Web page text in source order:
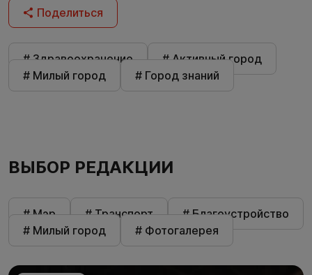
Поделиться
# Здравоохранение
# Активный город
# Милый город
# Город знаний
ВЫБОР РЕДАКЦИИ
# Мэр # Транспорт
# Благоустройство
# Милый город
# Фотогалерея